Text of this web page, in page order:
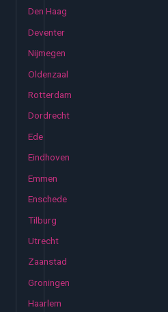
Den Haag
Deventer
Nijmegen
Oldenzaal
Rotterdam
Dordrecht
Ede
Eindhoven
Emmen
Enschede
Tilburg
Utrecht
Zaanstad
Groningen
Haarlem